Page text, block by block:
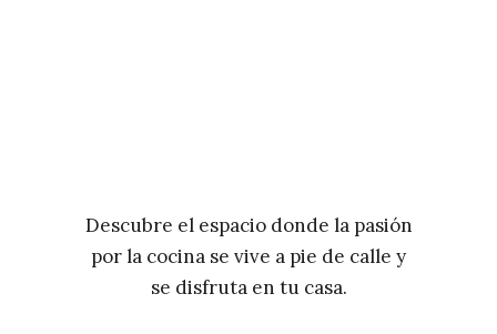
Descubre el espacio donde la pasión
por la cocina se vive a pie de calle y
se disfruta en tu casa.